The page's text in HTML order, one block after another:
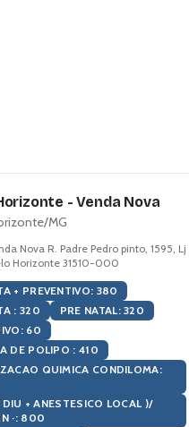
- Venda Nova
/MG
Nova R. Padre Pedro pinto, 1595, Lj
Horizonte 31510-000
+ PREVENTIVO: 380
: 320 PRE NATAL:320
: 60
DE POLIPO : 410
QUIMICA CONDILOMA:
+ ANESTESICO LOCAL )/
·: 800